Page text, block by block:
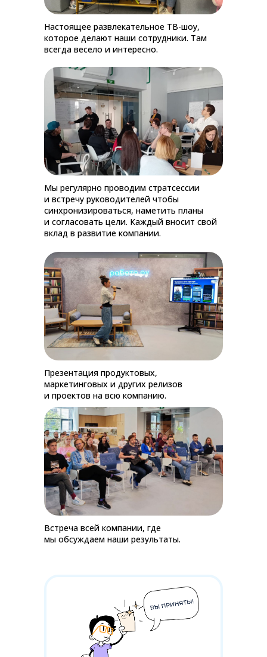
Настоящее развлекательное ТВ-шоу,
которое делают наши сотрудники. Там
всегда весело и интересно.
Мы регулярно проводим стратсессии
и встречу руководителей чтобы
синхронизироваться, наметить планы
и согласовать цели. Каждый вносит свой
вклад в развитие компании.
Презентация продуктовых,
маркетинговых и других релизов
и проектов на всю компанию.
Встреча всей компании, где
мы обсуждаем наши результаты.